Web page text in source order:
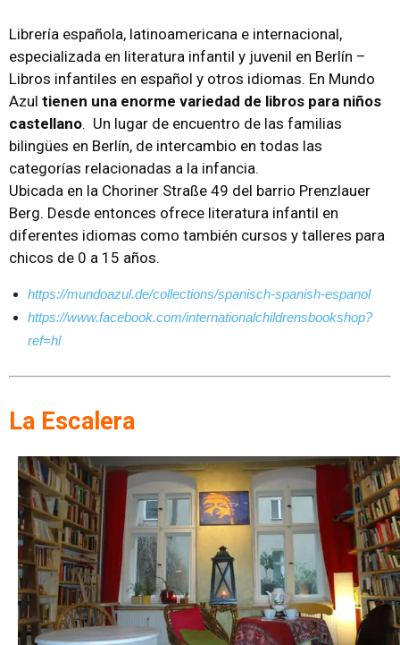
Librería española, latinoamericana e internacional,
especializada en literatura infantil y juvenil en Berlín –
Libros infantiles en español y otros idiomas. En Mundo
Azul tienen una enorme variedad de libros para niños
castellano. Un lugar de encuentro de las familias
bilingües en Berlín, de intercambio en todas las
categorías relacionadas a la infancia.
Ubicada en la Choriner Straße 49 del barrio Prenzlauer
Berg. Desde entonces ofrece literatura infantil en
diferentes idiomas como también cursos y talleres para
chicos de 0 a 15 años.
https://mundoazul.de/collections/spanisch-spanish-espanol
https://www.facebook.com/internationalchildrensbookshop?
ref=hl
La Escalera